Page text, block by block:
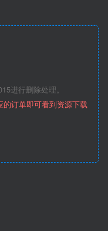
进行删除处理。
的订单即可看到资源下载